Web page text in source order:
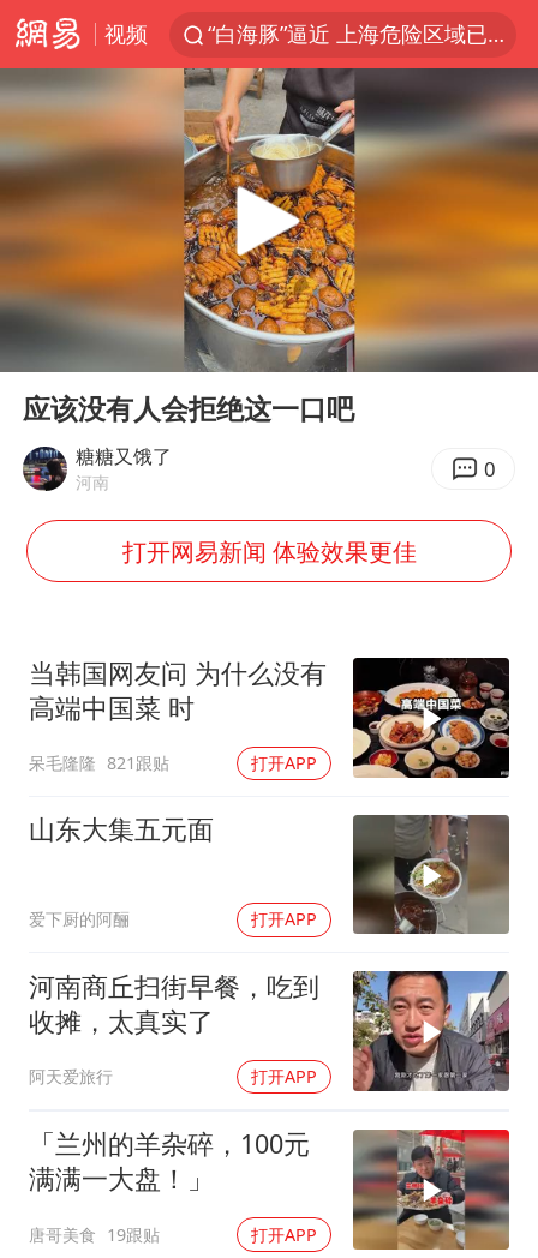
视频
“白海豚”逼近 上海危险区域已转移3.03万人
“伊斯兰版北约”出现
“白海豚”最新位置公布
外国游客的“中国游三件套”火了
上海大部迎大暴雨
以军士兵把枪口对准中国记者
白海豚在海上打了个结
2026年7月份居民消费价格同比上涨0.5%
方桃子代言广告视频已下架
谢霆锋演唱会隔空祝王菲生日快乐
河南警方公开征集黑恶犯罪线索
浙江省发出今年第2号指挥长令
一周大涨超7% 金价为何突然上涨
乐享全民健身 共筑健康中国
Play
00:15
应该没有人会拒绝这一口吧
糖糖又饿了
河南 0
打开网易新闻 体验效果更佳
当韩国网友问 为什么没有
高端中国菜 时
呆毛隆隆 821跟贴 打开APP
山东大集五元面
爱下厨的阿酾 打开APP
河南商丘扫街早餐，吃到
收摊，太真实了
阿天爱旅行 打开APP
「兰州的羊杂碎，100元
满满一大盘！」
唐哥美食 19跟贴 打开APP